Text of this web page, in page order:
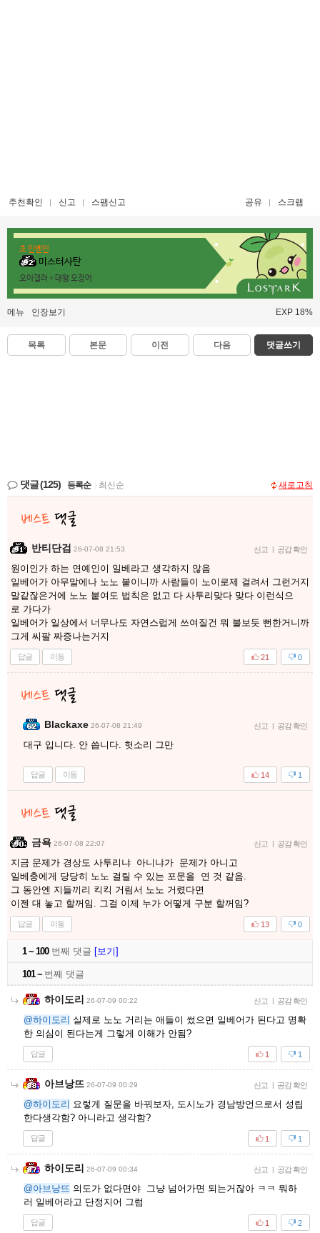
추천확인 신고 스팸신고 공유 스크랩
초 인벤인
미스터사탄
오이갤러 = 대왕 오징어
메뉴 인장보기 EXP 18%
목록 본문 이전 다음 댓글쓰기
댓글(125) 등록순 최신순 새로고침
반티단검 26-07-08 21:53 신고 | 공감 확인
원이인가 하는 연예인이 일베라고 생각하지 않음
일베어가 아무말에나 노노 붙이니까 사람들이 노이로제 걸려서 그런거지
말같잖은거에 노노 붙여도 법칙은 없고 다 사투리맞다 맞다 이런식으
로 가다가
일베어가 일상에서 너무나도 자연스럽게 쓰여질건 뭐 불보듯 뻔한거니까
그게 씨팔 짜증나는거지
답글 이동 0
21
Blackaxe 26-07-08 21:49 신고 | 공감 확인
대구 입니다. 안 씁니다. 헛소리 그만
답글 이동 1
14
금욕 26-07-08 22:07 신고 | 공감 확인
지금 문제가 경상도 사투리냐 아니냐가 문제가 아니고
일베충에게 당당히 노노 걸릴 수 있는 포문을 연 것 같음.
그 동안엔 지들끼리 킥킥 거림서 노노 거렸다면
이젠 대 놓고 할꺼임. 그걸 이제 누가 어떻게 구분 할꺼임?
답글 이동 0
13
1 ~ 100번째 댓글 [보기]
101 ~ 번째 댓글
하이도리 26-07-09 00:22 신고 | 공감 확인
@하이도리 실제로 노노 거리는 애들이 썼으면 일베어가 된다고 명확
한 의심이 된다는게 그렇게 이해가 안됨?
답글 1
1
아브낭뜨 26-07-09 00:29 신고 | 공감 확인
@하이도리 요렇게 질문을 바꿔보자, 도시노가 경남방언으로서 성립
한다생각함? 아니라고 생각함?
답글 1
1
하이도리 26-07-09 00:34 신고 | 공감 확인
@아브낭뜨 의도가 없다면야 그냥 넘어가면 되는거잖아 ㅋㅋ 뭐하
러 일베어라고 단정지어 그럼
답글 2
1